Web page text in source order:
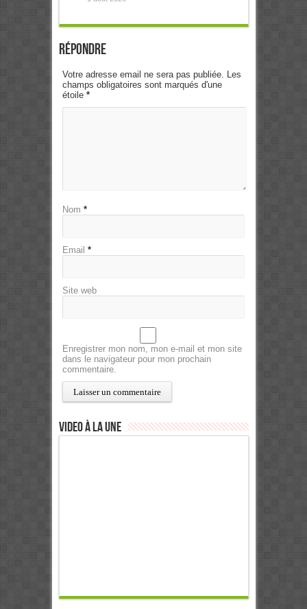
Répondre
Votre adresse email ne sera pas publiée. Les
champs obligatoires sont marqués d'une
étoile *
Nom *
Email *
Site web
Enregistrer mon nom, mon e-mail et mon site
dans le navigateur pour mon prochain
commentaire.
Video à la Une